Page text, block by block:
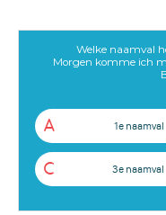
Welke naamval
Morgen komme ich
A 1e naamval
C 3e naamval